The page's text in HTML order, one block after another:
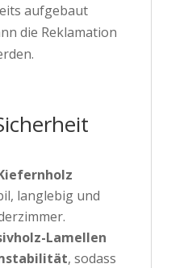
aufgebaut
die Reklamation
langlebig und
Lamellen
, sodass